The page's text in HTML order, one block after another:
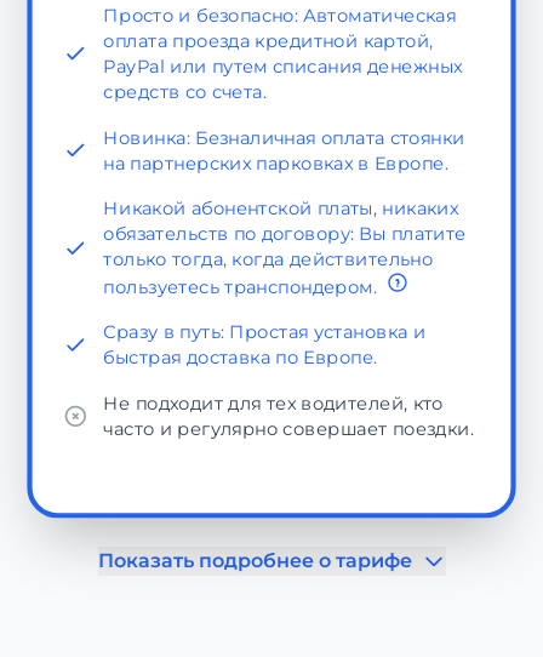
Просто и безопасно: Автоматическая
оплата проезда кредитной картой,
PayPal или путем списания денежных
средств со счета.
Новинка: Безналичная оплата стоянки
на партнерских парковках в Европе.
Никакой абонентской платы, никаких
обязательств по договору: Вы платите
только тогда, когда действительно
пользуетесь транспондером.
Сразу в путь: Простая установка и
быстрая доставка по Европе.
Не подходит для тех водителей, кто
часто и регулярно совершает поездки.
Показать подробнее о тарифе